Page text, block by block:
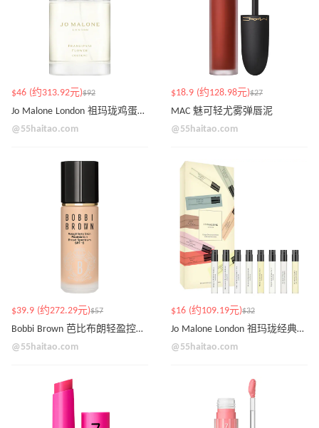
$46 (约313.92元)$92
Jo Malone London 祖玛珑鸡蛋花檀香古龙水 30ml
@55haitao.com
$18.9 (约128.98元)$27
MAC 魅可轻尤雾弹唇泥
@55haitao.com
$39.9 (约272.29元)$57
Bobbi Brown 芭比布朗轻盈控油粉底液 含透明质酸
@55haitao.com
$16 (约109.19元)$32
Jo Malone London 祖玛珑经典入门试香礼盒
@55haitao.com